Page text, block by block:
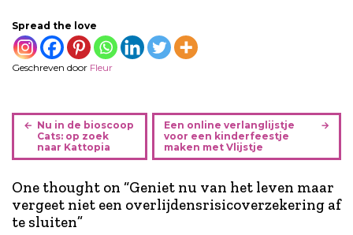
Spread the love
Geschreven door Fleur
B
r
c
h
t
Nu in de bioscoop
Cats: op zoek
naar Kattopia
Een online verlanglijstje
voor een kinderfeestje
maken met Vlijstje
One thought on “Geniet nu van het leven maar
vergeet niet een overlijdensrisicoverzekering af
te sluiten”